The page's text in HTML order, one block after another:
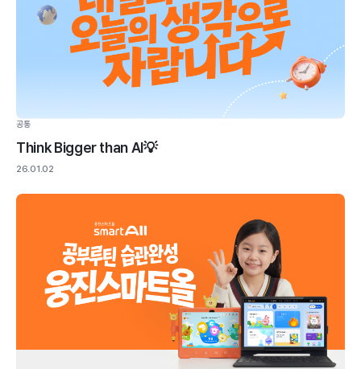
공통
Think Bigger than AI💡
26.01.02